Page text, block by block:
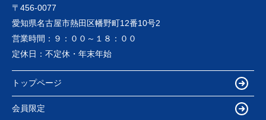
〒456-0077
愛知県名古屋市熱田区幡野町12番10号2
営業時間： ９：００～１８：００
定休日： 不定休・年末年始
トップページ
会員限定